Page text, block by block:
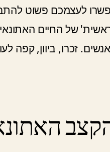
לעצמכם פשוט
של החיים
זכרו, ביוון, קפה